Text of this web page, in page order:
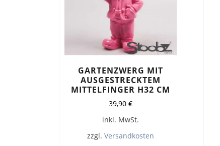
GARTENZWERG MIT
AUSGESTRECKTEM
MITTELFINGER H32 CM
39,90 €
inkl. MwSt.
zzgl. Versandkosten